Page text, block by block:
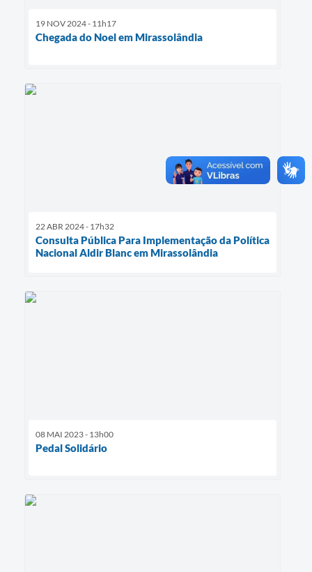
19 NOV 2024 - 11h17
Chegada do Noel em Mirassolândia
22 ABR 2024 - 17h32
Consulta Pública Para Implementação da Política
Nacional Aldir Blanc em Mirassolândia
08 MAI 2023 - 13h00
Pedal Solidário